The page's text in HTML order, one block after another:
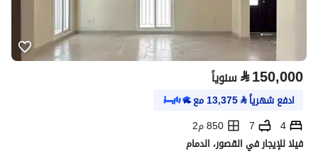
⃁150,000 سنوياً
ادفع شهرياً⃁
13,375مع
4
7
850 م2
فيلا للإيجار في القصور، الدمام